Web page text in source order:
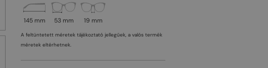
145 mm 53 mm 19 mm
A feltüntetett méretek tájékoztató jellegűek, a valós termék
méretek eltérhetnek.